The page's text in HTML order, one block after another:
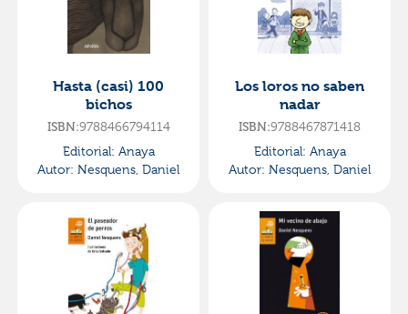
Hasta (casi) 100
bichos
ISBN:9788466794114
Editorial: Anaya
Autor: Nesquens, Daniel
Los loros no saben
nadar
ISBN:9788467871418
Editorial: Anaya
Autor: Nesquens, Daniel